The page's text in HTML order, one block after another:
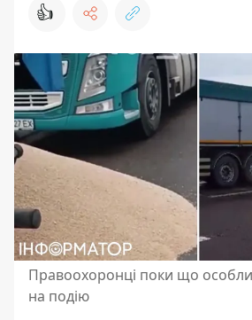
👍
Правоохоронці поки що
на подію